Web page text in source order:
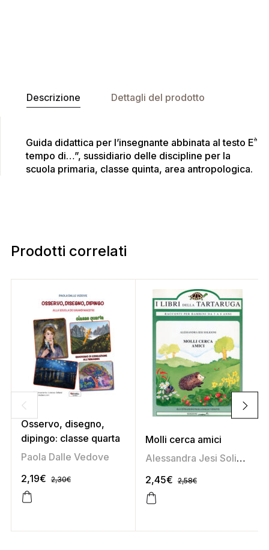
Descrizione Dettagli del prodotto
Guida didattica per l’insegnante abbinata al testo E”̀
tempo di…”, sussidiario delle discipline per la
scuola primaria, classe quinta, area antropologica.
Prodotti correlati
Osservo, disegno,
dipingo: classe quarta
Paola Dalle Vedove
2,19€ 2,30€
Molli cerca amici
Alessandra Jesi Soligoni
2,45€ 2,58€